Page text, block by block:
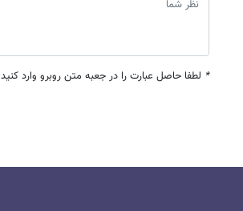
* لطفا حاصل عبارت را در جعبه متن روبرو وارد کنید